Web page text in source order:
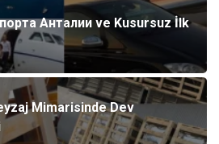
Анталии ve Kusursuz İlk
Mimarisinde Dev